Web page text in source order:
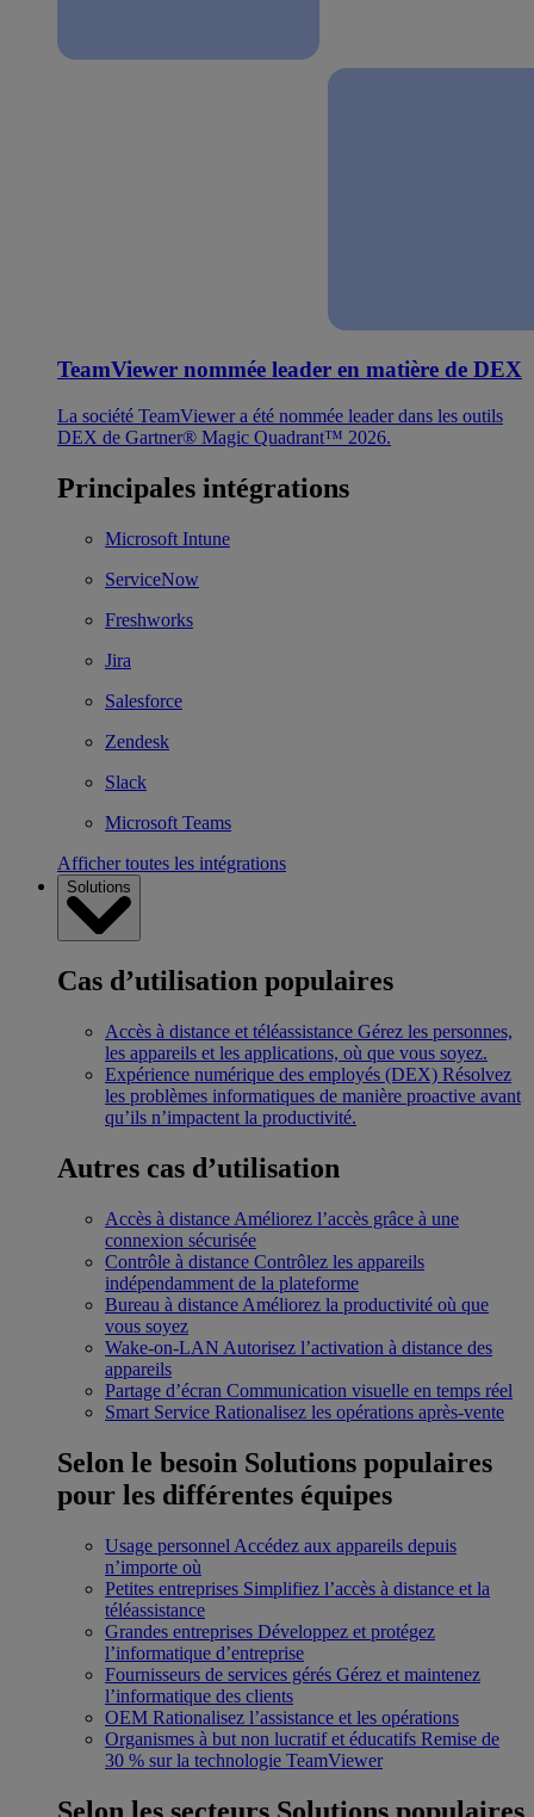
TeamViewer nommée leader en matière de DEX
La société TeamViewer a été nommée leader dans les outils
DEX de Gartner® Magic Quadrant™ 2026.
Principales intégrations
Microsoft Intune
ServiceNow
Freshworks
Jira
Salesforce
Zendesk
Slack
Microsoft Teams
Afficher toutes les intégrations
Solutions
Cas d’utilisation populaires
Accès à distance et téléassistance Gérez les personnes,
les appareils et les applications, où que vous soyez.
Expérience numérique des employés (DEX) Résolvez
les problèmes informatiques de manière proactive avant
qu’ils n’impactent la productivité.
Autres cas d’utilisation
Accès à distance Améliorez l’accès grâce à une
connexion sécurisée
Contrôle à distance Contrôlez les appareils
indépendamment de la plateforme
Bureau à distance Améliorez la productivité où que
vous soyez
Wake-on-LAN Autorisez l’activation à distance des
appareils
Partage d’écran Communication visuelle en temps réel
Smart Service Rationalisez les opérations après-vente
Selon le besoin Solutions populaires
pour les différentes équipes
Usage personnel Accédez aux appareils depuis
n’importe où
Petites entreprises Simplifiez l’accès à distance et la
téléassistance
Grandes entreprises Développez et protégez
l’informatique d’entreprise
Fournisseurs de services gérés Gérez et maintenez
l’informatique des clients
OEM Rationalisez l’assistance et les opérations
Organismes à but non lucratif et éducatifs Remise de
30 % sur la technologie TeamViewer
Selon les secteurs Solutions populaires